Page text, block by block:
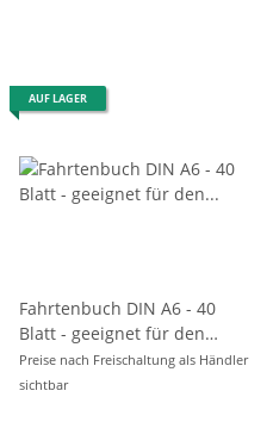
AUF LAGER
Fahrtenbuch DIN A6 - 40
Blatt - geeignet für den
steuerlichen Nachweis
Preise nach Freischaltung als Händler
sichtbar